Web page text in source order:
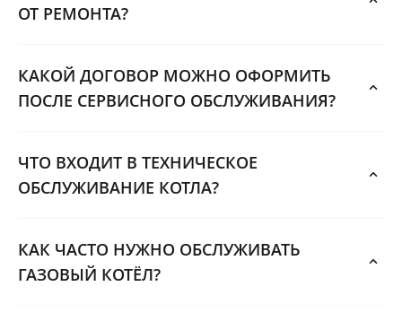
ОТ РЕМОНТА?
КАКОЙ ДОГОВОР МОЖНО ОФОРМИТЬ
ПОСЛЕ СЕРВИСНОГО ОБСЛУЖИВАНИЯ?
ЧТО ВХОДИТ В ТЕХНИЧЕСКОЕ
ОБСЛУЖИВАНИЕ КОТЛА?
КАК ЧАСТО НУЖНО ОБСЛУЖИВАТЬ
ГАЗОВЫЙ КОТЁЛ?